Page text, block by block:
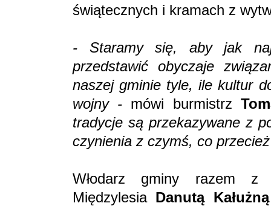
świątecznych i kramach z
- Staramy się, aby jak
przedstawić obyczaje
naszej gminie tyle, ile kultur
wojny - mówi burmistrz
tradycje są przekazywane z
czynienia z czymś, co
Włodarz gminy razem z
Międzylesia Danutą Kałużną